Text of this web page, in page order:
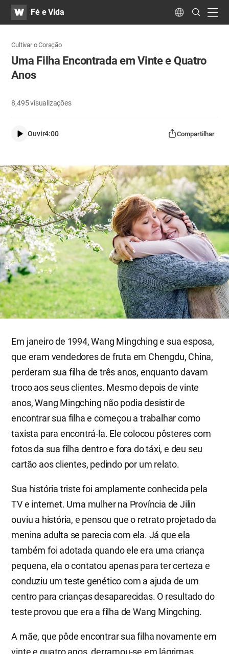
WATVFé e Vida Language
Search
Submit
Cultivar o Coração
Uma Filha Encontrada em Vinte e Quatro
Anos
8,495visualizações
Ouvir4:00 Compartilhar
Em janeiro de 1994, Wang Mingching e sua esposa,
que eram vendedores de fruta em Chengdu, China,
perderam sua filha de três anos, enquanto davam
troco aos seus clientes. Mesmo depois de vinte
anos, Wang Mingching não podia desistir de
encontrar sua filha e começou a trabalhar como
taxista para encontrá-la. Ele colocou pôsteres com
fotos da sua filha dentro e fora do táxi, e deu seu
cartão aos clientes, pedindo por um relato.
Sua história triste foi amplamente conhecida pela
TV e internet. Uma mulher na Província de Jilin
ouviu a história, e pensou que o retrato projetado da
menina adulta se parecia com ela. Já que ela
também foi adotada quando ele era uma criança
pequena, ela o contatou apenas para ter certeza e
conduziu um teste genético com a ajuda de um
centro para crianças desaparecidas. O resultado do
teste provou que era a filha de Wang Mingching.
A mãe, que pôde encontrar sua filha novamente em
vinte e quatro anos, derramou-se em lágrimas,